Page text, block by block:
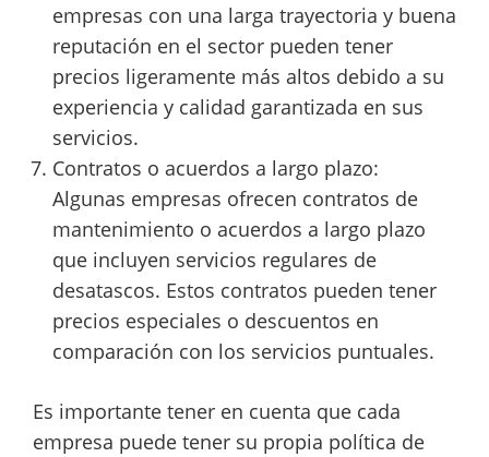
empresas con una larga trayectoria y buena
reputación en el sector pueden tener
precios ligeramente más altos debido a su
experiencia y calidad garantizada en sus
servicios.
Contratos o acuerdos a largo plazo:
Algunas empresas ofrecen contratos de
mantenimiento o acuerdos a largo plazo
que incluyen servicios regulares de
desatascos. Estos contratos pueden tener
precios especiales o descuentos en
comparación con los servicios puntuales.
Es importante tener en cuenta que cada
empresa puede tener su propia política de